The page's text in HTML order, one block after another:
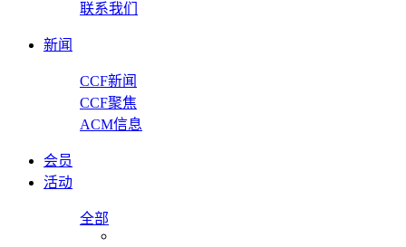
联系我们
新闻
CCF新闻
CCF聚焦
ACM信息
会员
活动
全部